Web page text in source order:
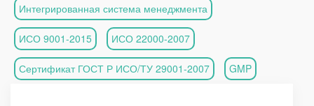
Интегрированная система менеджмента
ИСО 9001-2015 ИСО 22000-2007
Сертификат ГОСТ Р ИСО/ТУ 29001-2007 GMP